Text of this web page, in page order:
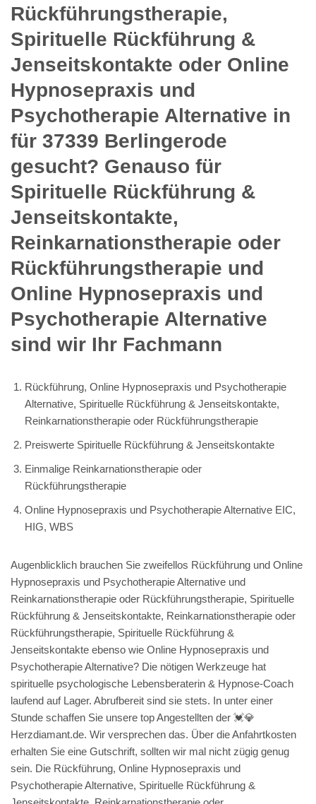
Rückführungstherapie,
Spirituelle Rückführung &
Jenseitskontakte oder Online
Hypnosepraxis und
Psychotherapie Alternative in
für 37339 Berlingerode
gesucht? Genauso für
Spirituelle Rückführung &
Jenseitskontakte,
Reinkarnationstherapie oder
Rückführungstherapie und
Online Hypnosepraxis und
Psychotherapie Alternative
sind wir Ihr Fachmann
Rückführung, Online Hypnosepraxis und Psychotherapie
Alternative, Spirituelle Rückführung & Jenseitskontakte,
Reinkarnationstherapie oder Rückführungstherapie
Preiswerte Spirituelle Rückführung & Jenseitskontakte
Einmalige Reinkarnationstherapie oder
Rückführungstherapie
Online Hypnosepraxis und Psychotherapie Alternative EIC,
HIG, WBS
Augenblicklich brauchen Sie zweifellos Rückführung und Online
Hypnosepraxis und Psychotherapie Alternative und
Reinkarnationstherapie oder Rückführungstherapie, Spirituelle
Rückführung & Jenseitskontakte, Reinkarnationstherapie oder
Rückführungstherapie, Spirituelle Rückführung &
Jenseitskontakte ebenso wie Online Hypnosepraxis und
Psychotherapie Alternative? Die nötigen Werkzeuge hat
spirituelle psychologische Lebensberaterin & Hypnose-Coach
laufend auf Lager. Abrufbereit sind sie stets. In unter einer
Stunde schaffen Sie unsere top Angestellten der 💓️💎
Herzdiamant.de. Wir versprechen das. Über die Anfahrtkosten
erhalten Sie eine Gutschrift, sollten wir mal nicht zügig genug
sein. Die Rückführung, Online Hypnosepraxis und
Psychotherapie Alternative, Spirituelle Rückführung &